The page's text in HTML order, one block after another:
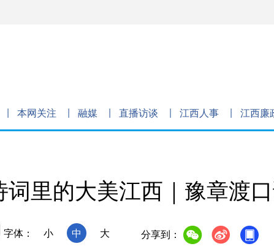
本网关注 融媒 直播访谈 江西人事 江西廉
词里的大美江西｜豫章渡
字体： 小 中 大 分享到：